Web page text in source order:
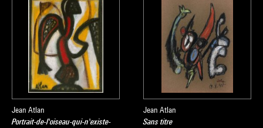
Jean Atlan
Portrait-de-l'oiseau-qui-n'existe-
Jean Atlan
Sans titre